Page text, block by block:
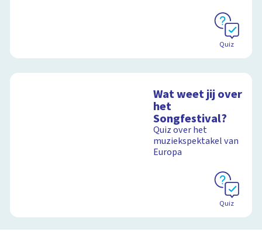
Quiz
Wat weet jij over
het
Songfestival?
Quiz over het
muziekspektakel van
Europa
Quiz